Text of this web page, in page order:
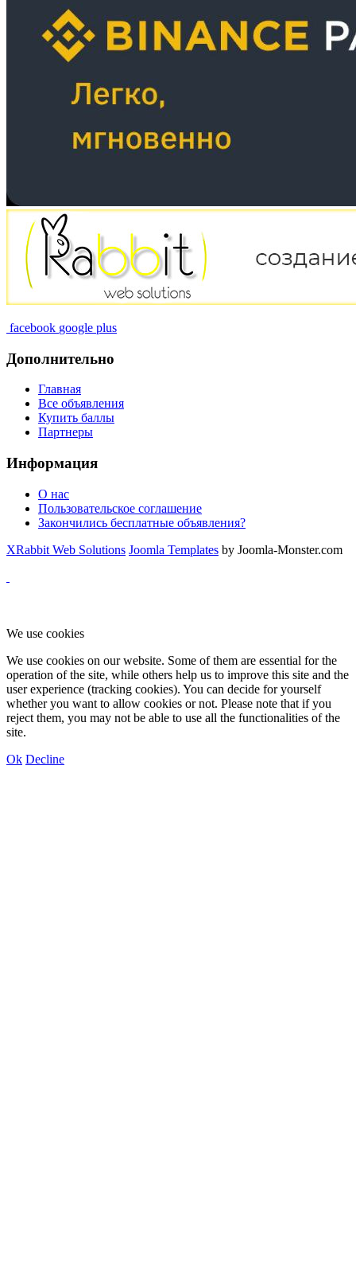
facebook google plus
Дополнительно
Главная
Все объявления
Купить баллы
Партнеры
Информация
О нас
Пользовательское соглашение
Закончились бесплатные объявления?
XRabbit Web Solutions Joomla Templates by Joomla-Monster.com
We use cookies
We use cookies on our website. Some of them are essential for the
operation of the site, while others help us to improve this site and the
user experience (tracking cookies). You can decide for yourself
whether you want to allow cookies or not. Please note that if you
reject them, you may not be able to use all the functionalities of the
site.
Ok Decline